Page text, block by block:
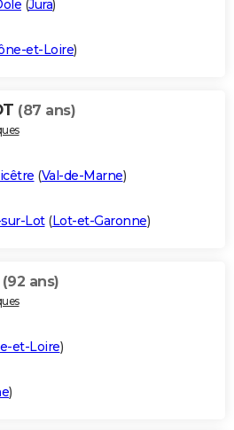
(Jura)
et-Loire)
(87 ans)
(Val-de-Marne)
Lot(Lot-et-Garonne)
(92 ans)
et-Loire)
)